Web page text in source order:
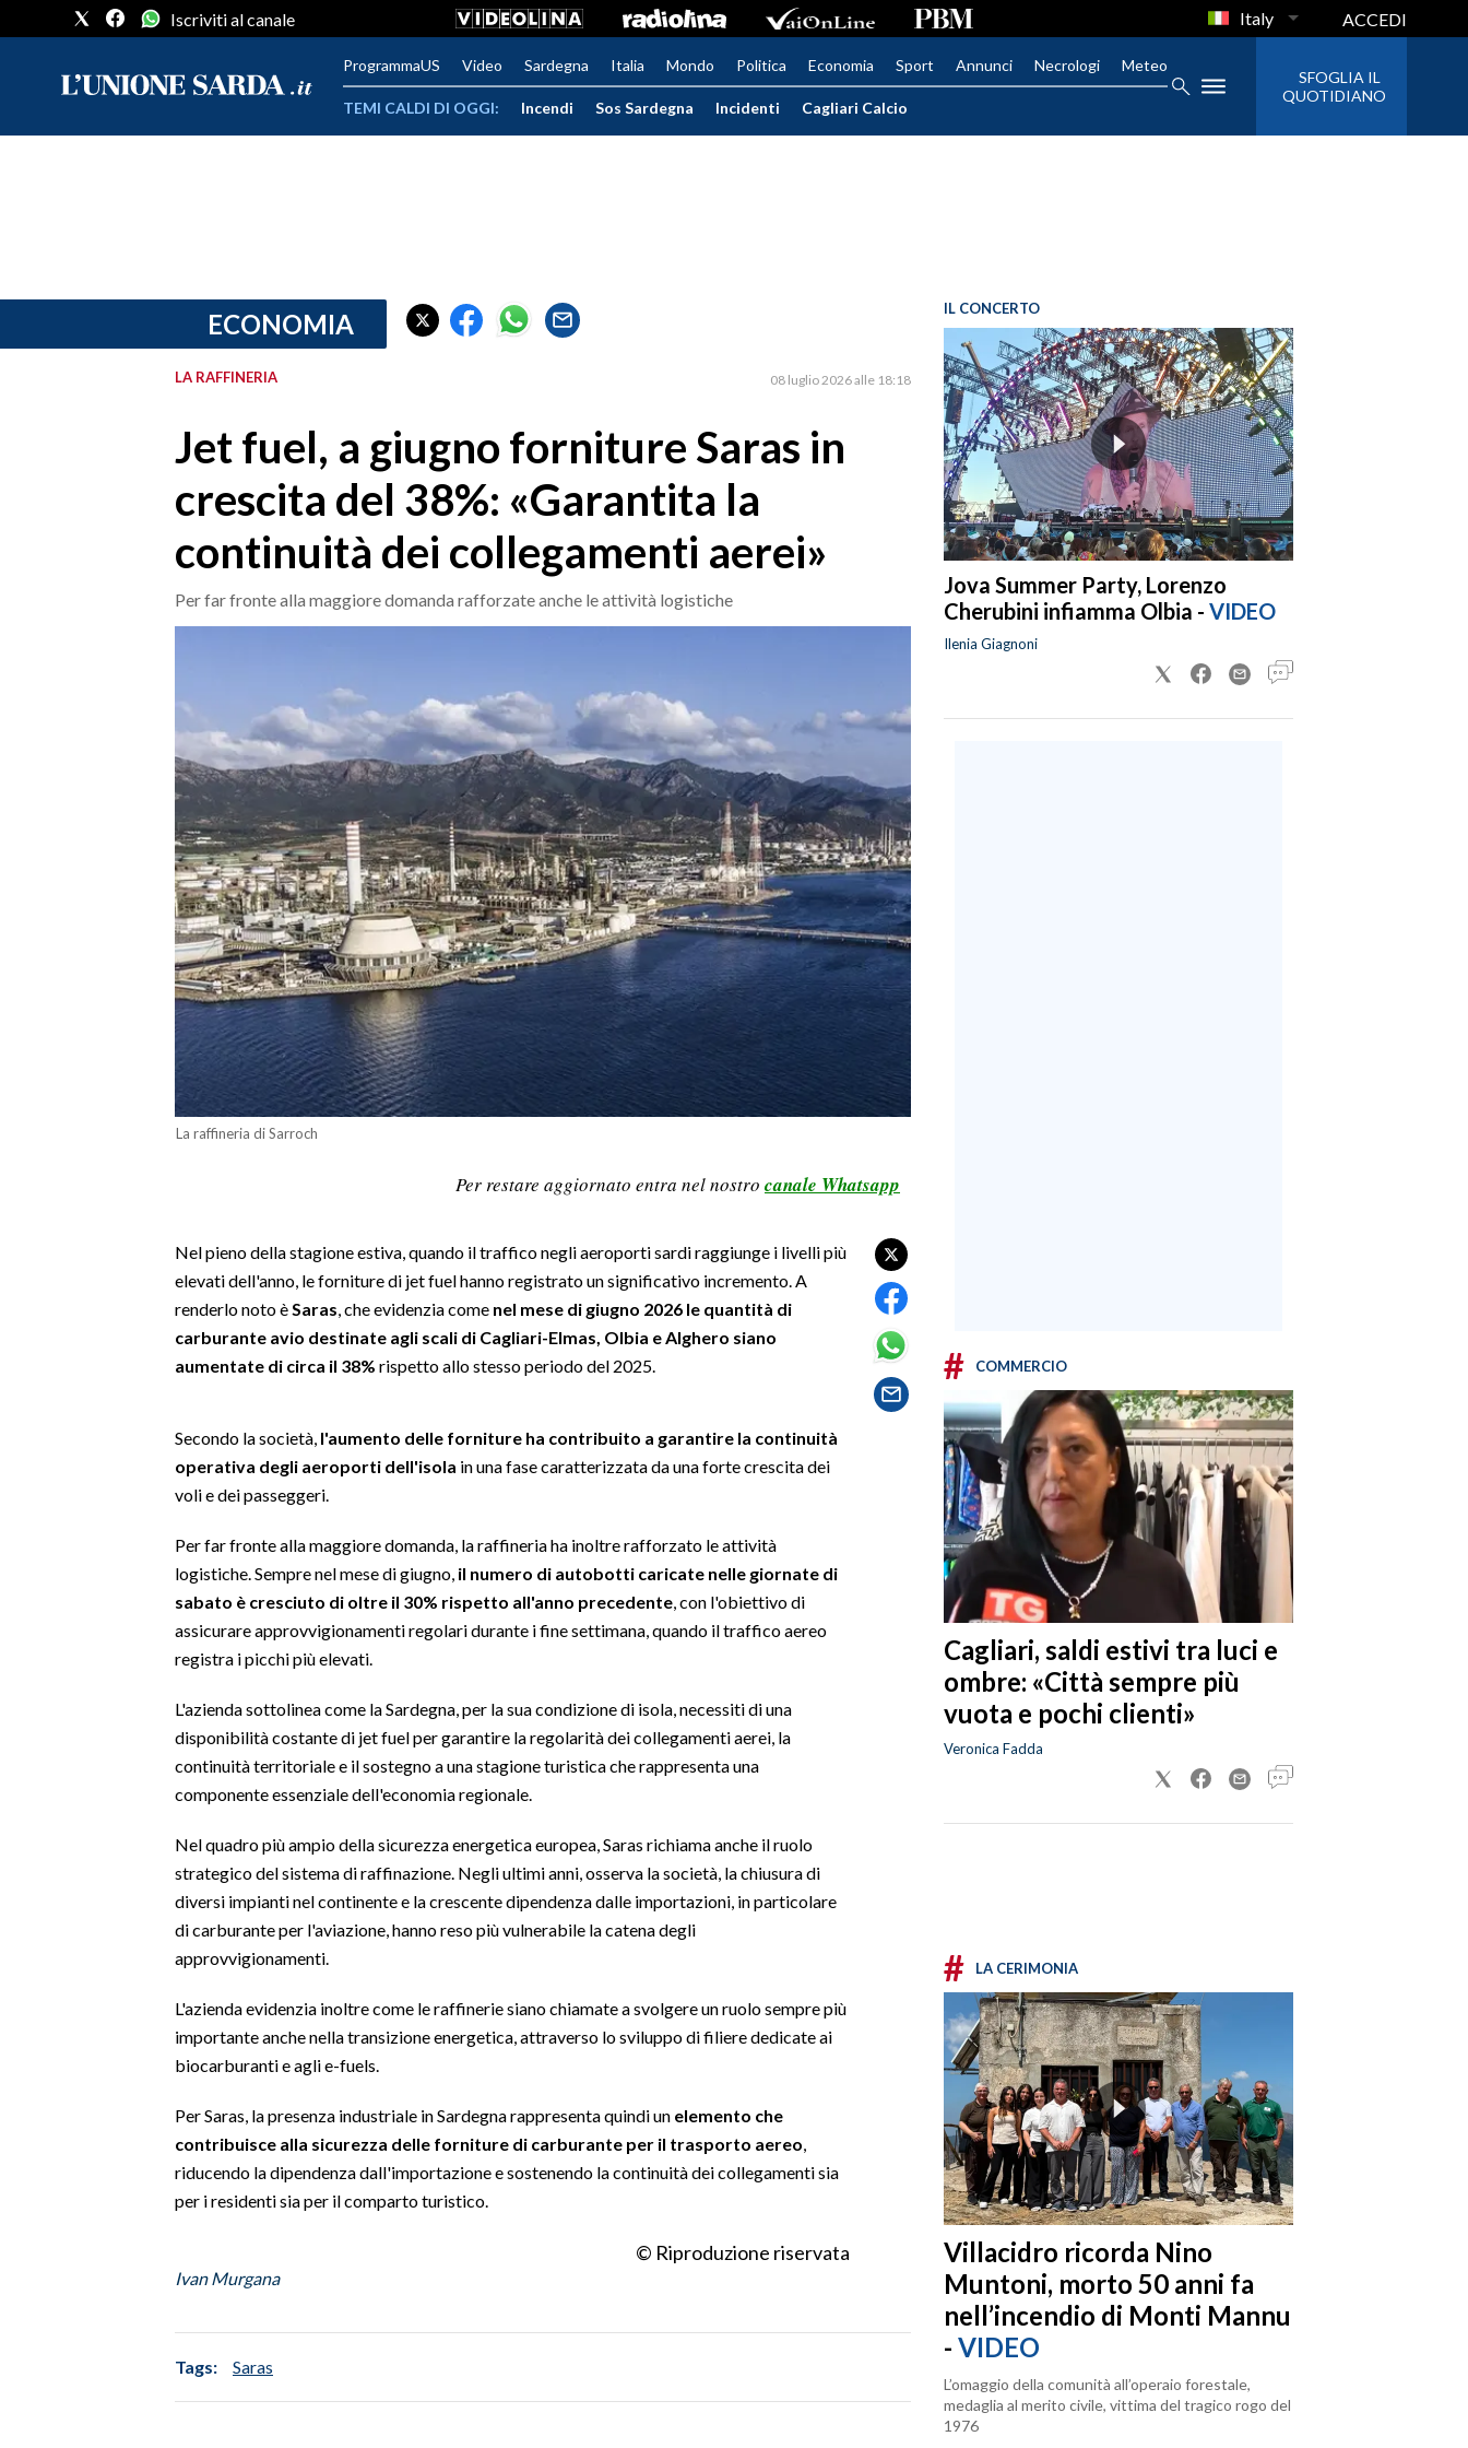
PROVINCIA DI CAGLIARI
SERVIZI ALLE IMPRESE
Iscriviti al canale Italy ACCEDI
ProgrammaUS Video Sardegna Italia Mondo Politica Economia Sport Annunci Necrologi Meteo
TEMI CALDI DI OGGI: Incendi Sos Sardegna Incidenti Cagliari Calcio
SFOGLIA IL
QUOTIDIANO
ECONOMIA
LA RAFFINERIA 08 luglio 2026 alle 18:18
Jet fuel, a giugno forniture Saras in
crescita del 38%: «Garantita la
continuità dei collegamenti aerei»
Per far fronte alla maggiore domanda rafforzate anche le attività logistiche
La raffineria di Sarroch
Per restare aggiornato entra nel nostro canale Whatsapp
Nel pieno della stagione estiva, quando il traffico negli aeroporti sardi raggiunge i livelli più
elevati dell'anno, le forniture di jet fuel hanno registrato un significativo incremento. A
renderlo noto èSaras, che evidenzia come nel mese di giugno 2026 le quantità di
carburante avio destinate agli scali di Cagliari-Elmas, Olbia e Alghero siano
aumentate di circa il 38% rispetto allo stesso periodo del 2025.
Secondo la società, l'aumento delle forniture ha contribuito a garantire la continuità
operativa degli aeroporti dell'isola in una fase caratterizzata da una forte crescita dei
voli e dei passeggeri.
Per far fronte alla maggiore domanda, la raffineria ha inoltre rafforzato le attività
logistiche. Sempre nel mese di giugno, il numero di autobotti caricate nelle giornate di
sabato è cresciuto di oltre il 30% rispetto all'anno precedente, con l'obiettivo di
assicurare approvvigionamenti regolari durante i fine settimana, quando il traffico aereo
registra i picchi più elevati.
L'azienda sottolinea come la Sardegna, per la sua condizione di isola, necessiti di una
disponibilità costante di jet fuel per garantire la regolarità dei collegamenti aerei, la
continuità territoriale e il sostegno a una stagione turistica che rappresenta una
componente essenziale dell'economia regionale.
Nel quadro più ampio della sicurezza energetica europea, Saras richiama anche il ruolo
strategico del sistema di raffinazione. Negli ultimi anni, osserva la società, la chiusura di
diversi impianti nel continente e la crescente dipendenza dalle importazioni, in particolare
di carburante per l'aviazione, hanno reso più vulnerabile la catena degli
approvvigionamenti.
L'azienda evidenzia inoltre come le raffinerie siano chiamate a svolgere un ruolo sempre più
importante anche nella transizione energetica, attraverso lo sviluppo di filiere dedicate ai
biocarburanti e agli e-fuels.
Per Saras, la presenza industriale in Sardegna rappresenta quindi un elemento che
contribuisce alla sicurezza delle forniture di carburante per il trasporto aereo,
riducendo la dipendenza dall'importazione e sostenendo la continuità dei collegamenti sia
per i residenti sia per il comparto turistico.
© Riproduzione riservata
Ivan Murgana
Tags: Saras
IL CONCERTO
Jova Summer Party, Lorenzo
Cherubini infiamma Olbia - VIDEO
Ilenia Giagnoni
# COMMERCIO
Cagliari, saldi estivi tra luci e
ombre: «Città sempre più
vuota e pochi clienti»
Veronica Fadda
# LA CERIMONIA
Villacidro ricorda Nino
Muntoni, morto 50 anni fa
nell’incendio di Monti Mannu
- VIDEO
L’omaggio della comunità all’operaio forestale,
medaglia al merito civile, vittima del tragico rogo del
1976